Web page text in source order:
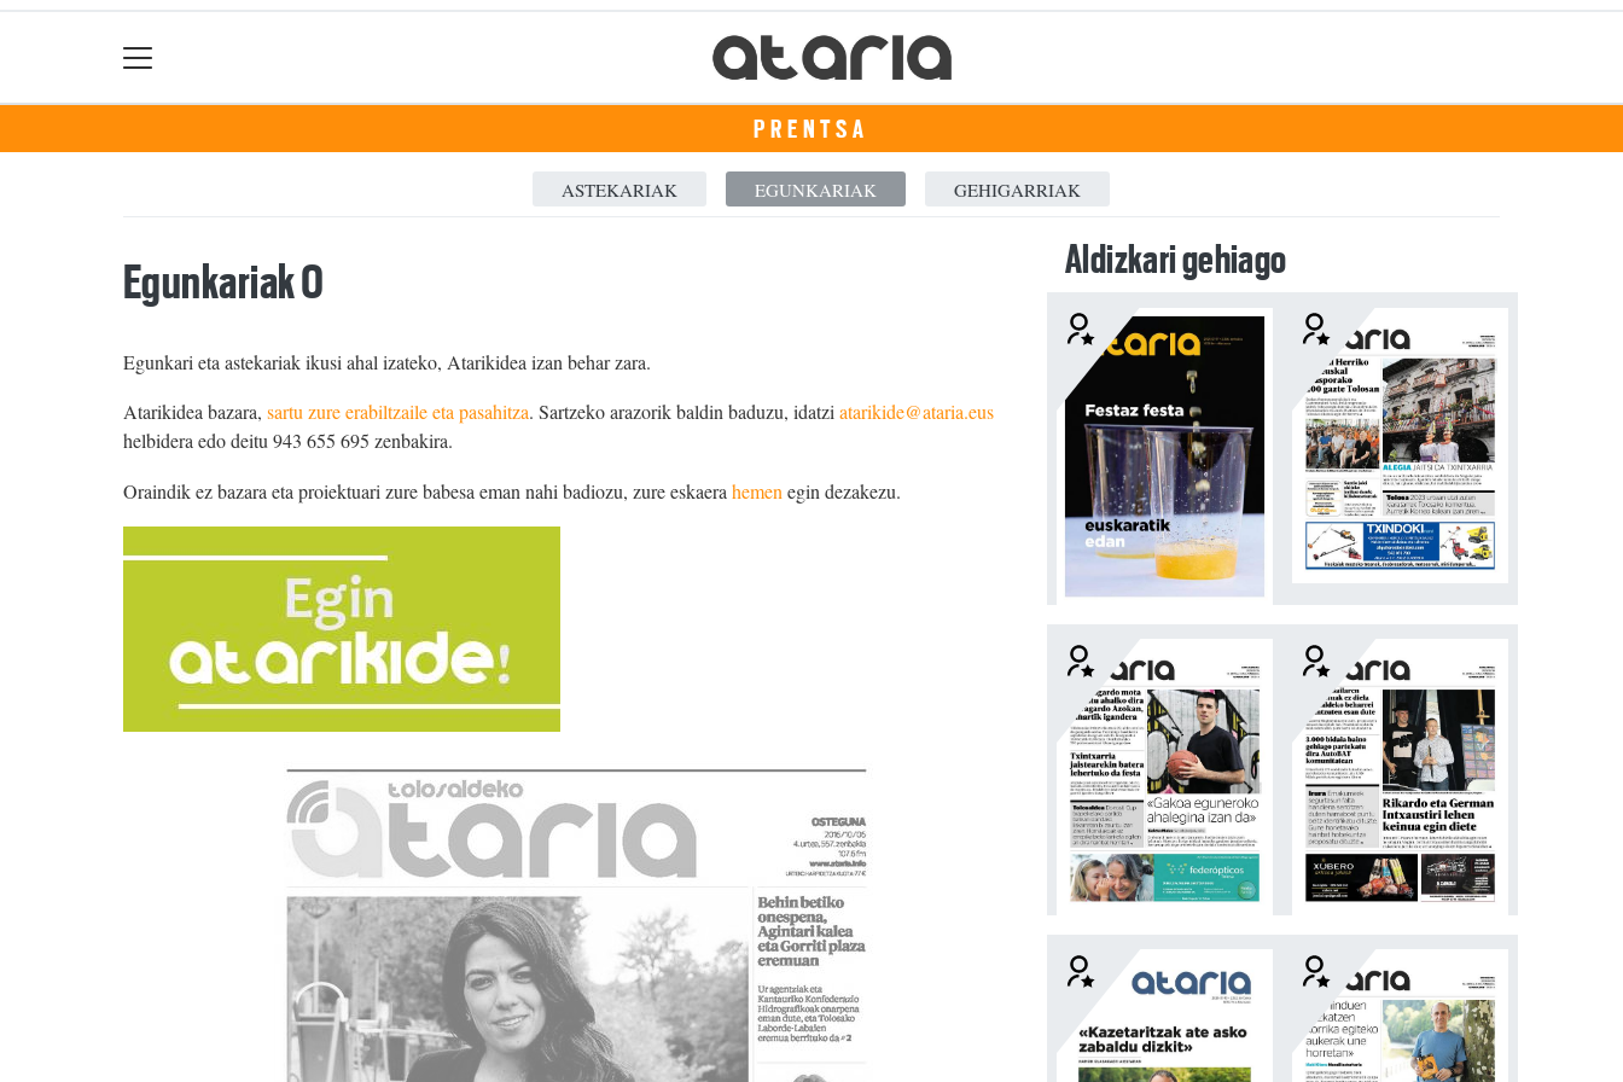
PRENTSA
ASTEKARIAK EGUNKARIAK GEHIGARRIAK
Egunkariak 0
Egunkari eta astekariak ikusi ahal izateko, Atarikidea izan behar zara.
Atarikidea bazara, sartu zure erabiltzaile eta pasahitza. Sartzeko arazorik baldin baduzu, idatziatarikide@ataria.eus
helbidera edo deitu 943 655 695 zenbakira.
Oraindik ez bazara eta proiektuari zure babesa eman nahi badiozu, zure eskaera hemen egin dezakezu.
Aldizkari gehiago